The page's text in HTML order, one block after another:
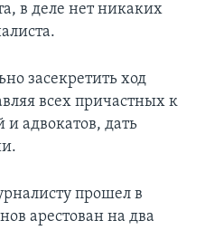
в деле нет никаких
засекретить ход
всех причастных к
и адвокатов, дать
прошел в
арестован на два